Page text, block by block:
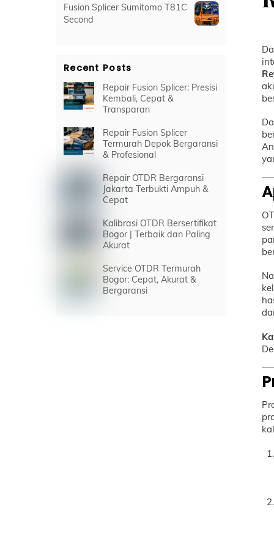
Fusion Splicer Sumitomo T81C
Second
Recent Posts
Repair Fusion Splicer: Presisi
Kembali, Cepat &
Transparan
Repair Fusion Splicer
Termurah Depok Bergaransi
& Profesional
Repair OTDR Bergaransi
Jakarta Terbukti Ampuh &
Cepat
Kalibrasi OTDR Bersertifikat
Bogor | Terbaik dan Paling
Akurat
Service OTDR Termurah
Bogor: Cepat, Akurat &
Bergaransi